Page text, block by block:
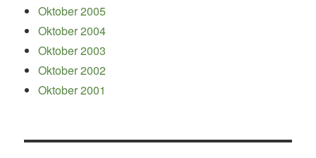
Oktober 2005
Oktober 2004
Oktober 2003
Oktober 2002
Oktober 2001